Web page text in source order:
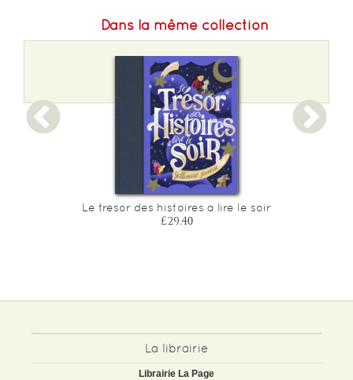
Dans la même collection
Le tresor des histoires a lire le soir
£29.40
La librairie
Librairie La Page